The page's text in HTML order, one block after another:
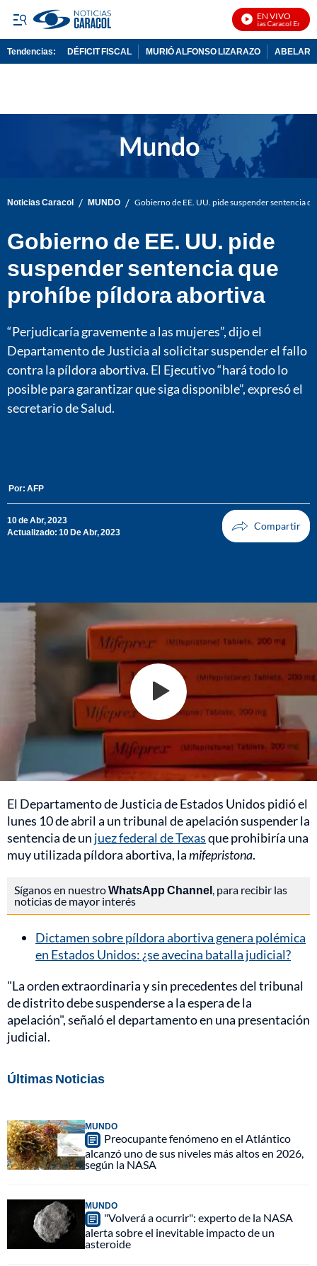
EN VIVO
Noticias Caracol En Vivo
Tendencias: DÉFICIT FISCAL MURIÓ ALFONSO LIZARAZO
Noticias Caracol / MUNDO / Gobierno de EE. UU. pide suspender sentencia
Gobierno de EE. UU. pide
suspender sentencia que
prohíbe píldora abortiva
“Perjudicaría gravemente a las mujeres”, dijo el
Departamento de Justicia al solicitar suspender el fallo
contra la píldora abortiva. El Ejecutivo “hará todo lo
posible para garantizar que siga disponible”, expresó el
secretario de Salud.
Por: AFP
10 de Abr, 2023
Actualizado: 10 De Abr, 2023
El Departamento de Justicia de Estados Unidos pidió el
lunes 10 de abril a un tribunal de apelación suspender la
sentencia de un juez federal de Texasque prohibiría una
muy utilizada píldora abortiva, lamifepristona.
Síganos en nuestroWhatsApp Channel , para recibir las
noticias de mayor interés
Dictamen sobre píldora abortiva genera polémica
en Estados Unidos: ¿se avecina batalla judicial?
"La orden extraordinaria y sin precedentes del tribunal
de distrito debe suspenderse a la espera de la
apelación", señaló el departamento en una presentación
judicial.
Últimas Noticias
MUNDO
Preocupante fenómeno en el Atlántico
alcanzó uno de sus niveles más altos en 2026,
según la NASA
MUNDO
"Volverá a ocurrir": experto de la NASA
alerta sobre el inevitable impacto de un
asteroide